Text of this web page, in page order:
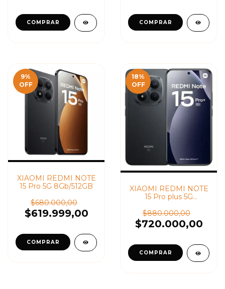
9%
OFF
XIAOMI REDMI NOTE
15 Pro 5G 8Gb/512GB
$680.000,00
$619.999,00
18%
OFF
XIAOMI REDMI NOTE
15 Pro plus 5G
$880.000,00
$720.000,00